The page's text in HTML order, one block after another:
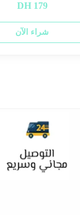
179
DH
شراء الآن